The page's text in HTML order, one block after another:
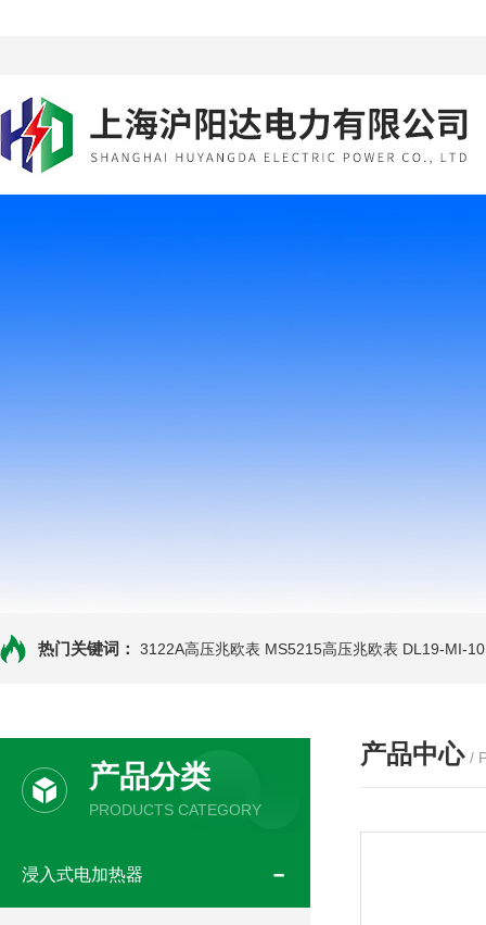
热门关键词： 3122A高压兆欧表 MS5215高压兆欧表 DL19-MI-
产品分类
PRODUCTS CATEGORY
浸入式电加热器
产品中心 /